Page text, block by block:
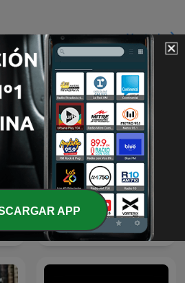
de Historia
Ver todo
Historias de nuestra
historia
APP